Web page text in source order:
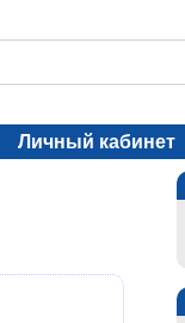
Личный кабинет